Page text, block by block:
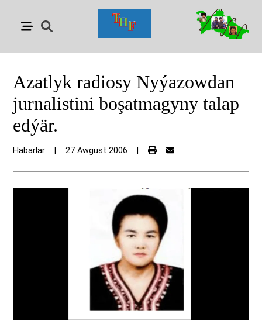
Azatlyk radiosy Nyýazowdan
jurnalistini boşatmagyny talap
edýär.
Habarlar 27 Awgust 2006